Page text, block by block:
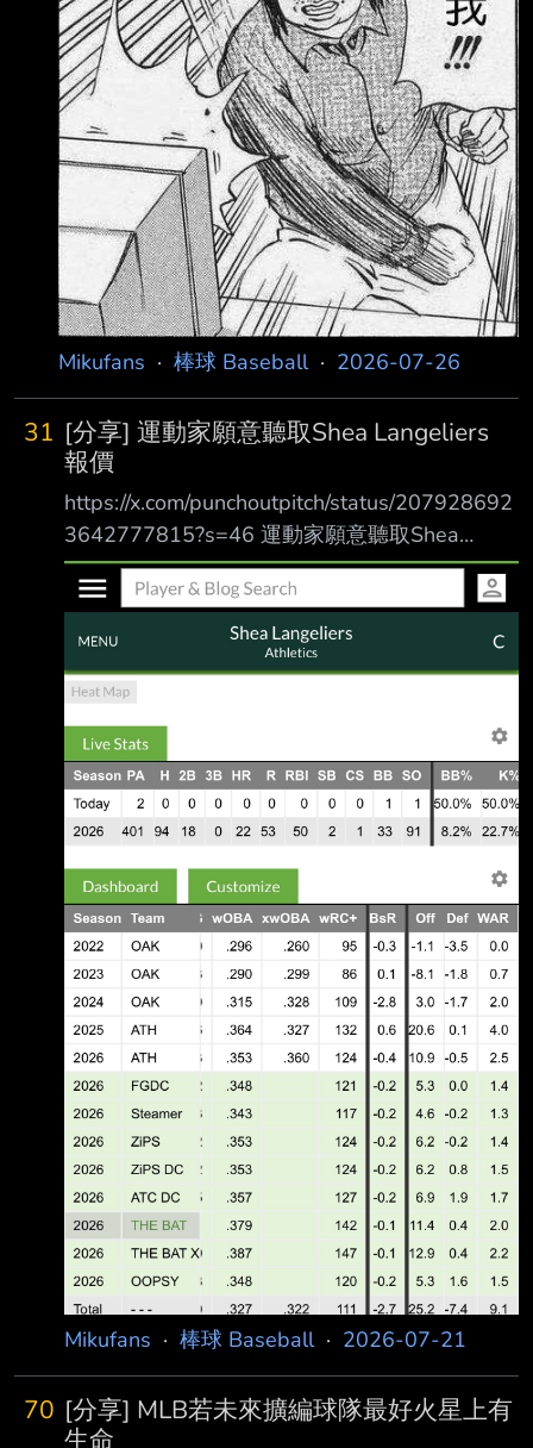
座位，讓Emma和Chris Pine拍電影。 他們很可
能從一開始就沒打算讓他選擇，只是刻意隱
Mikufans · 棒球 Baseball· 2026-07-26
31 [分享] 運動家願意聽取Shea Langeliers
報價
https://x.com/punchoutpitch/status/207928692
3642777815?s=46 運動家願意聽取Shea
Langeliers 的交易報價 控制權到2028年賽季結
束不便宜 捕手砲+1
https://i.imgur.com/IOpPjlD.jpeg 本季22轟53打
點 連續4季20轟以上一季30轟以上
https://x.com/punchoutpitch/status/207861715
7672251560?s=46 有可能合約談不攏，前天說
運動家曾經開80M沒談
Mikufans · 棒球 Baseball· 2026-07-21
70 [分享] MLB若未來擴編球隊最好火星上有
生命